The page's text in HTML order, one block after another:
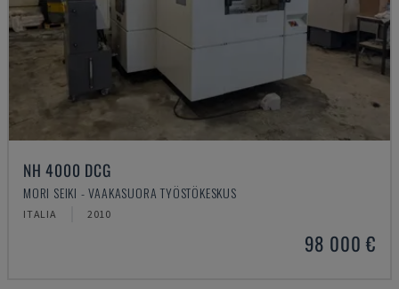
NH 4000 DCG
MORI SEIKI - VAAKASUORA TYÖSTÖKESKUS
ITALIA 2010
98 000 €